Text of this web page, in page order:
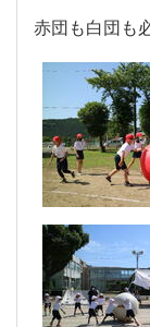
赤団も白団も